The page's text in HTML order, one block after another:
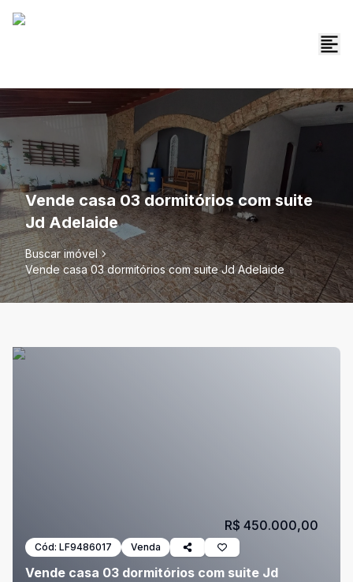
Vende casa 03 dormitórios com suite
Jd Adelaide
Buscar imóvel
Vende casa 03 dormitórios com suite Jd Adelaide
Cód: LF9486017 Venda
Vende casa 03 dormitórios com suite Jd
R$ 450.000,00